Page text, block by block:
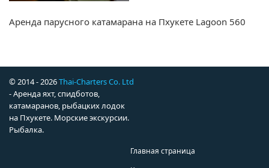
Аренда парусного катамарана на Пхукете Lagoon 560
© 2014 - 2026Thai-Charters Co. Ltd
- Аренда яхт, спидботов,
катамаранов, рыбацких лодок
на Пхукете. Морские экскурсии.
Рыбалка.
Главная страница